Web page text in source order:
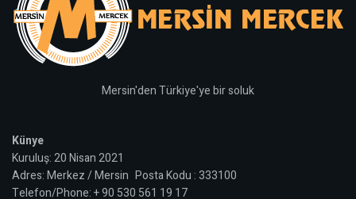
Mersin'den Türkiye'ye bir soluk
Künye
Kuruluş: 20 Nisan 2021
Adres: Merkez / Mersin Posta Kodu : 333100
Telefon/Phone: + 90 530 561 19 17